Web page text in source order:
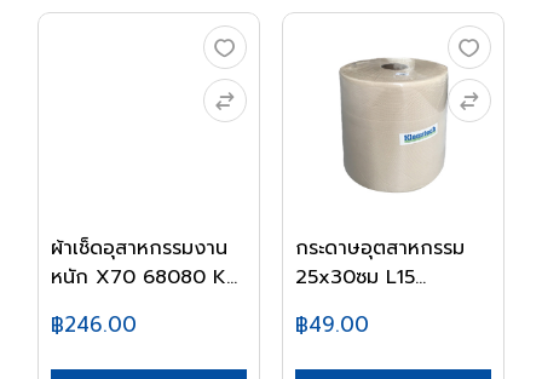
ผ้าเช็ดอุสาหกรรมงาน
หนัก X70 68080 K...
฿246.00
กระดาษอุตสาหกรรม
25x30ซม L15
฿49.00